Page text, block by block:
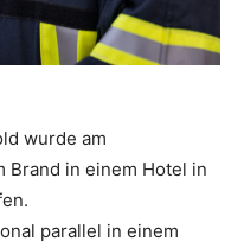
wurde am
Brand in einem Hotel in
parallel in einem